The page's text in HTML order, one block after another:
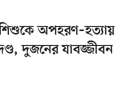
অপহরণ–হত্যায়
দুজনের যাবজ্জীবন